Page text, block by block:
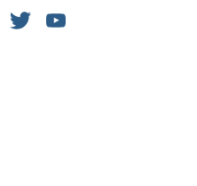
FlickrTwitter